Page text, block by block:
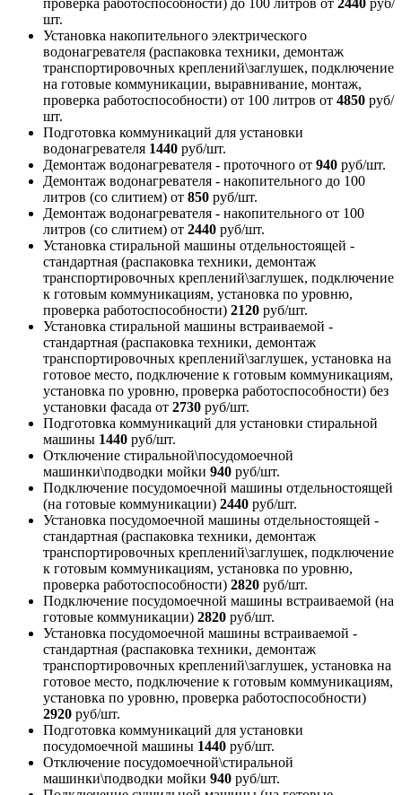
проверка работоспособности) до 100 литров от 2440 руб/
шт.
Установка накопительного электрического
водонагревателя (распаковка техники, демонтаж
транспортировочных креплений\заглушек, подключение
на готовые коммуникации, выравнивание, монтаж,
проверка работоспособности) от 100 литров от 4850 руб/
шт.
Подготовка коммуникаций для установки
водонагревателя 1440 руб/шт.
Демонтаж водонагревателя - проточного от 940 руб/шт.
Демонтаж водонагревателя - накопительного до 100
литров (со слитием) от 850 руб/шт.
Демонтаж водонагревателя - накопительного от 100
литров (со слитием) от 2440 руб/шт.
Установка стиральной машины отдельностоящей -
стандартная (распаковка техники, демонтаж
транспортировочных креплений\заглушек, подключение
к готовым коммуникациям, установка по уровню,
проверка работоспособности) 2120 руб/шт.
Установка стиральной машины встраиваемой -
стандартная (распаковка техники, демонтаж
транспортировочных креплений\заглушек, установка на
готовое место, подключение к готовым коммуникациям,
установка по уровню, проверка работоспособности) без
установки фасада от 2730 руб/шт.
Подготовка коммуникаций для установки стиральной
машины 1440 руб/шт.
Отключение стиральной\посудомоечной
машинки\подводки мойки 940 руб/шт.
Подключение посудомоечной машины отдельностоящей
(на готовые коммуникации) 2440 руб/шт.
Установка посудомоечной машины отдельностоящей -
стандартная (распаковка техники, демонтаж
транспортировочных креплений\заглушек, подключение
к готовым коммуникациям, установка по уровню,
проверка работоспособности) 2820 руб/шт.
Подключение посудомоечной машины встраиваемой (на
готовые коммуникации) 2820 руб/шт.
Установка посудомоечной машины встраиваемой -
стандартная (распаковка техники, демонтаж
транспортировочных креплений\заглушек, установка на
готовое место, подключение к готовым коммуникациям,
установка по уровню, проверка работоспособности)
2920 руб/шт.
Подготовка коммуникаций для установки
посудомоечной машины 1440 руб/шт.
Отключение посудомоечной\стиральной
машинки\подводки мойки 940 руб/шт.